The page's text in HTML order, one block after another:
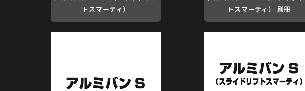
トスマーティ）
トスマーティ） 別冊